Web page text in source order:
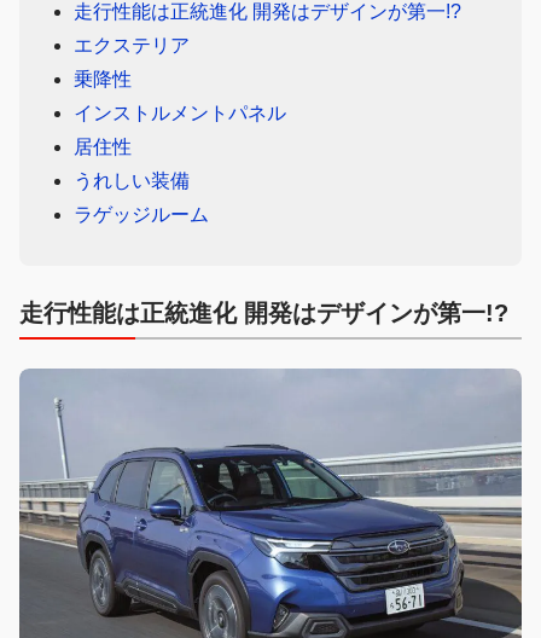
走行性能は正統進化 開発はデザインが第一!?
エクステリア
乗降性
インストルメントパネル
居住性
うれしい装備
ラゲッジルーム
走行性能は正統進化 開発はデザインが第一!?